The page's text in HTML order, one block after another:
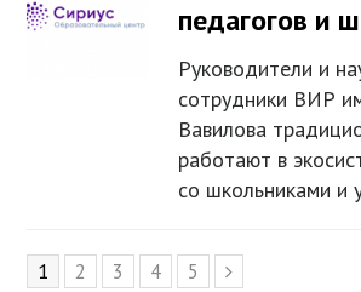
педагогов и
Руководители и
сотрудники ВИР
Вавилова
работают в
со школьниками и
Page
1 Page
2 Page
3 Page
4 Page
5